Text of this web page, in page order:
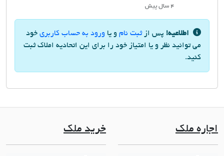
۴ سال پیش
اطلاعیه! پس ازثبت نام و یا ورود به حساب کاربری خود
می توانید نظر و یا امتیاز خود را برای این اتحادیه املاک ثبت
کنید.
اجاره ملک خرید ملک